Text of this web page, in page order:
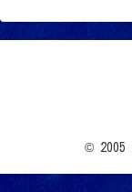
© 2005